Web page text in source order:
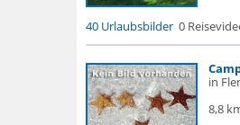
40 Urlaubsbilder 0
in
8,8